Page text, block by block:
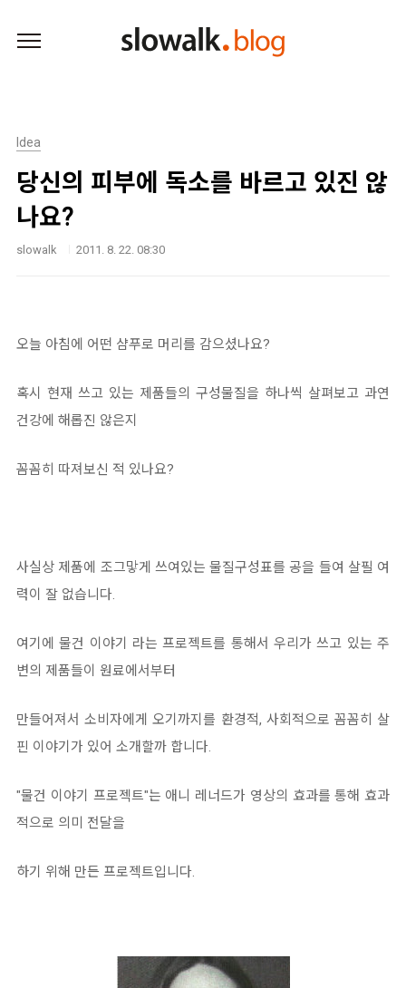
Idea
당신의 피부에 독소를 바르고 있진 않
나요?
slowalk 2011. 8. 22. 08:30
오늘 아침에 어떤 샴푸로 머리를 감으셨나요?
혹시 현재 쓰고 있는 제품들의 구성물질을 하나씩 살펴보고 과연
건강에 해롭진 않은지
꼼꼼히 따져보신 적 있나요?
사실상 제품에 조그맣게 쓰여있는 물질구성표를 공을 들여 살필 여
력이 잘 없습니다.
여기에 물건 이야기 라는 프로젝트를 통해서 우리가 쓰고 있는 주
변의 제품들이 원료에서부터
만들어져서 소비자에게 오기까지를 환경적, 사회적으로 꼼꼼히 살
핀 이야기가 있어 소개할까 합니다.
"물건 이야기 프로젝트"는 애니 레너드가 영상의 효과를 통해 효과
적으로 의미 전달을
하기 위해 만든 프로젝트입니다.